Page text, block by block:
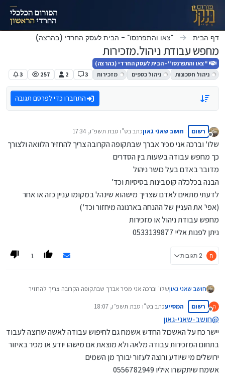
דילוג לתוכן
דף הבית "צאו והתפרנסו" - הבית לעסק החרדי (בהרצה)
מחפש עבודת ניהול.מזכירות
"צאו והתפרנסו" - הבית לעסק החרדי (בהרצה)
ניהול חסכונות
ניהול כספים מזכירות 3
2
257
3
התחברו כדי לפרסם תגובה
מנותק
רשום חושב שאני גאוןכתב בט"ו טבת תשפ״ו, 17:34
נערך לאחרונה על ידי
שלו' וברכה אני מכיר אברך שבתקופה הקרובה צריך להחזיר הלוואה ולצורך
כך מחפש עבודה בשעות בין הסדרים
מדובר באדם בעל כושר ניהול
הבנה בכלכלה קומבינות בסיסיות וכד'
לדעתי מתאים לאדם שצריך מישהוא שינהל במקומו עניין כזה או אחר
(אפי' את העניין של ההנחה בארנונה מיחזור וכד')
מחפש עבודת ניהול או מזכירות
ניתן לפנות אליי 0533139877
ה 2 תגובות 1
חושב שאני גאוןשלו' וברכה אני מכיר אברך שבתקופה הקרובה צריך להחזיר
מדובר באדם בעל כושר ניהול
הבנה בכלכלה קומבינות בסיסיות וכד'
לדעתי מתאים לאדם שצריך מישהוא שינהל במקומו עניין כזה או
אחר
(אפי' את העניין של ההנחה בארנונה מיחזור וכד')
מחפש עבודת ניהול או מזכירות
ניתן לפנות אליי 0533139877
ה
מנותק
רשום המסייעכתב בט"ו טבת תשפ״ו, 18:07
נערך לאחרונה על ידי
@חושב-שאני-גאון
יישר כח על האשכול החדש אשמח גם לחיפוש עבודה לאשה שרוצה לעבוד
בתחום המזכירות עבודה מלאה ולא מוצאת אם מישהו יודע או מכיר באיזור
ירושלים מי שיודע ורוצה לעזור יבורך מן השמים
אשמח שיתקשרו איליו 0556782949